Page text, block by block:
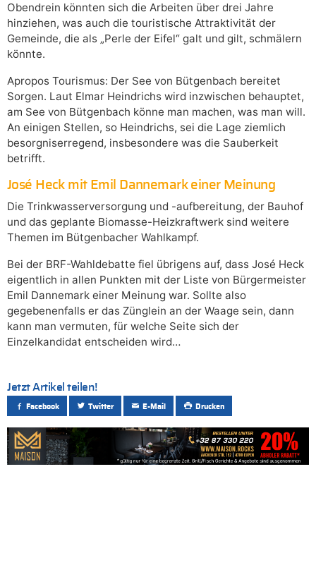
Obendrein könnten sich die Arbeiten über drei Jahre
hinziehen, was auch die touristische Attraktivität der
Gemeinde, die als „Perle der Eifel“ galt und gilt, schmälern
könnte.
Apropos Tourismus: Der See von Bütgenbach bereitet
Sorgen. Laut Elmar Heindrichs wird inzwischen behauptet,
am See von Bütgenbach könne man machen, was man will.
An einigen Stellen, so Heindrichs, sei die Lage ziemlich
besorgniserregend, insbesondere was die Sauberkeit
betrifft.
José Heck mit Emil Dannemark einer Meinung
Die Trinkwasserversorgung und -aufbereitung, der Bauhof
und das geplante Biomasse-Heizkraftwerk sind weitere
Themen im Bütgenbacher Wahlkampf.
Bei der BRF-Wahldebatte fiel übrigens auf, dass José Heck
eigentlich in allen Punkten mit der Liste von Bürgermeister
Emil Dannemark einer Meinung war. Sollte also
gegebenenfalls er das Zünglein an der Waage sein, dann
kann man vermuten, für welche Seite sich der
Einzelkandidat entscheiden wird…
Jetzt Artikel teilen!
Facebook Twitter E-Mail Drucken